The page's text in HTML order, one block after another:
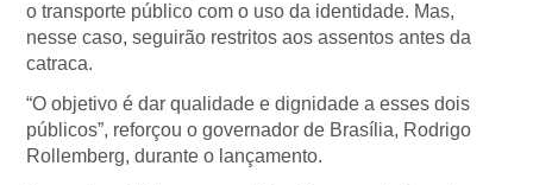
o transporte público com o uso da identidade. Mas,
nesse caso, seguirão restritos aos assentos antes da
catraca.
“O objetivo é dar qualidade e dignidade a esses dois
públicos”, reforçou o governador de Brasília, Rodrigo
Rollemberg, durante o lançamento.